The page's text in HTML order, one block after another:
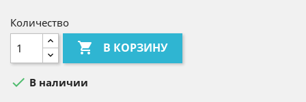
Количество
 В КОРЗИНУ
 В наличии